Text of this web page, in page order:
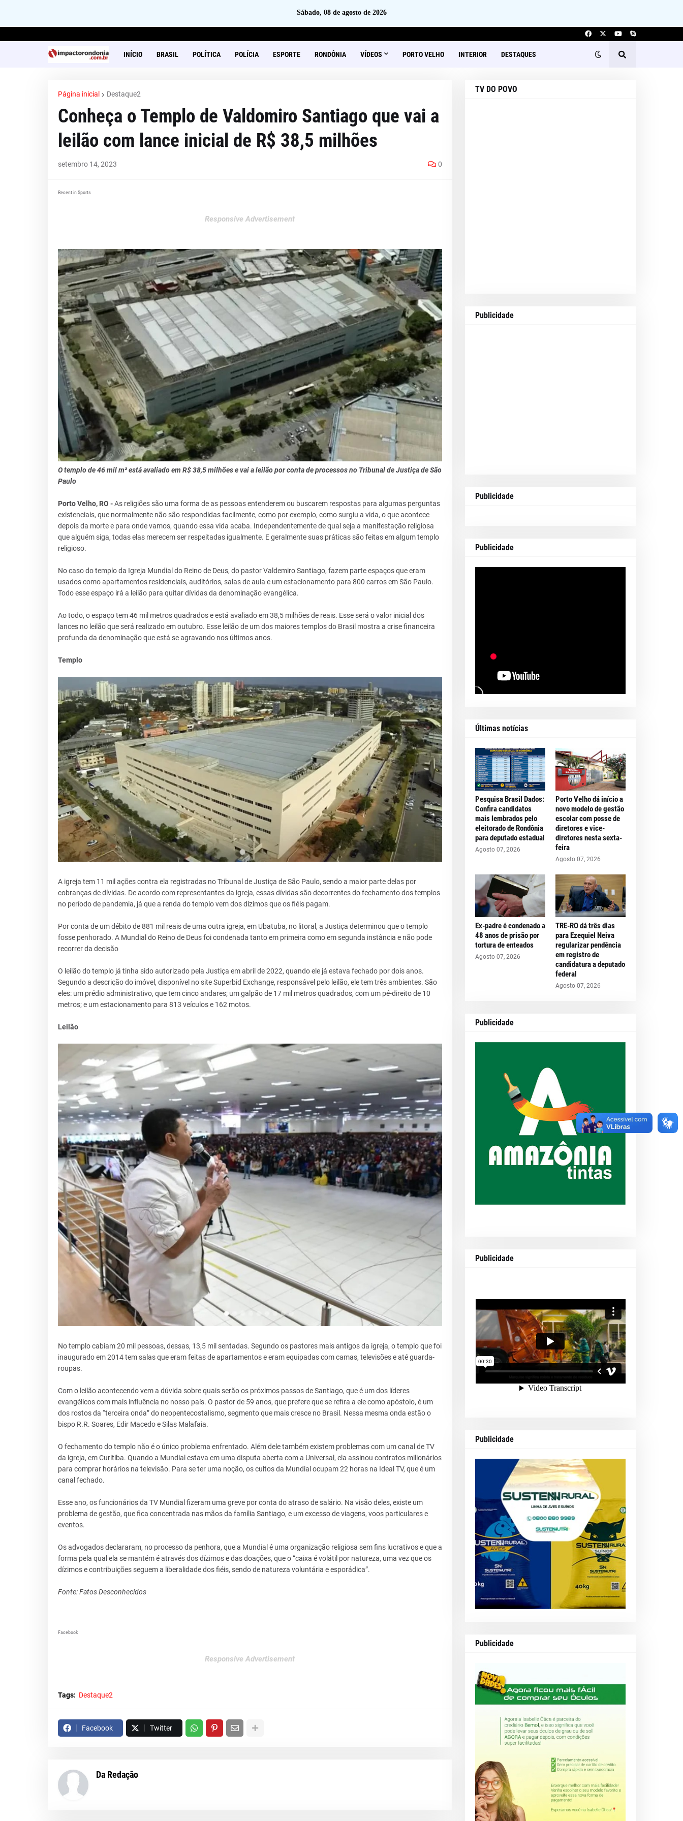
Sábado, 08 de agosto de 2026
INÍCIO BRASIL POLÍTICA POLÍCIA ESPORTE RONDÔNIA VÍDEOS PORTO VELHO INTERIOR DESTAQUES
Página inicial Destaque2
Conheça o Templo de Valdomiro Santiago que vai a
leilão com lance inicial de R$ 38,5 milhões
setembro 14, 2023 0
Recent in Sports
Responsive Advertisement
O templo de 46 mil m² está avaliado em R$ 38,5 milhões e vai a leilão por conta de processos no Tribunal de Justiça de São
Paulo
Porto Velho, RO -As religiões são uma forma de as pessoas entenderem ou buscarem respostas para algumas perguntas
existenciais, que normalmente não são respondidas facilmente, como por exemplo, como surgiu a vida, o que acontece
depois da morte e para onde vamos, quando essa vida acaba. Independentemente de qual seja a manifestação religiosa
que alguém siga, todas elas merecem ser respeitadas igualmente. E geralmente suas práticas são feitas em algum templo
religioso.
No caso do templo da Igreja Mundial do Reino de Deus, do pastor Valdemiro Santiago, fazem parte espaços que eram
usados como apartamentos residenciais, auditórios, salas de aula e um estacionamento para 800 carros em São Paulo.
Todo esse espaço irá a leilão para quitar dívidas da denominação evangélica.
Ao todo, o espaço tem 46 mil metros quadrados e está avaliado em 38,5 milhões de reais. Esse será o valor inicial dos
lances no leilão que será realizado em outubro. Esse leilão de um dos maiores templos do Brasil mostra a crise financeira
profunda da denominação que está se agravando nos últimos anos.
Templo
A igreja tem 11 mil ações contra ela registradas no Tribunal de Justiça de São Paulo, sendo a maior parte delas por
cobranças de dívidas. De acordo com representantes da igreja, essas dívidas são decorrentes do fechamento dos templos
no período de pandemia, já que a renda do templo vem dos dízimos que os fiéis pagam.
Por conta de um débito de 881 mil reais de uma outra igreja, em Ubatuba, no litoral, a Justiça determinou que o templo
fosse penhorado. A Mundial do Reino de Deus foi condenada tanto em primeira como em segunda instância e não pode
recorrer da decisão
O leilão do templo já tinha sido autorizado pela Justiça em abril de 2022, quando ele já estava fechado por dois anos.
Segundo a descrição do imóvel, disponível no site Superbid Exchange, responsável pelo leilão, ele tem três ambientes. São
eles: um prédio administrativo, que tem cinco andares; um galpão de 17 mil metros quadrados, com um pé-direito de 10
metros; e um estacionamento para 813 veículos e 162 motos.
Leilão
No templo cabiam 20 mil pessoas, dessas, 13,5 mil sentadas. Segundo os pastores mais antigos da igreja, o templo que foi
inaugurado em 2014 tem salas que eram feitas de apartamentos e eram equipadas com camas, televisões e até guarda-
roupas.
Com o leilão acontecendo vem a dúvida sobre quais serão os próximos passos de Santiago, que é um dos líderes
evangélicos com mais influência no nosso país. O pastor de 59 anos, que prefere que se refira a ele como apóstolo, é um
dos rostos da “terceira onda” do neopentecostalismo, segmento que mais cresce no Brasil. Nessa mesma onda estão o
bispo R.R. Soares, Edir Macedo e Silas Malafaia.
O fechamento do templo não é o único problema enfrentado. Além dele também existem problemas com um canal de TV
da igreja, em Curitiba. Quando a Mundial estava em uma disputa aberta com a Universal, ela assinou contratos milionários
para comprar horários na televisão. Para se ter uma noção, os cultos da Mundial ocupam 22 horas na Ideal TV, que é um
canal fechado.
Esse ano, os funcionários da TV Mundial fizeram uma greve por conta do atraso de salário. Na visão deles, existe um
problema de gestão, que fica concentrada nas mãos da família Santiago, e um excesso de viagens, voos particulares e
eventos.
Os advogados declararam, no processo da penhora, que a Mundial é uma organização religiosa sem fins lucrativos e que a
forma pela qual ela se mantém é através dos dízimos e das doações, que o “caixa é volátil por natureza, uma vez que os
dízimos e contribuições seguem a liberalidade dos fiéis, sendo de natureza voluntária e esporádica”.
Fonte: Fatos Desconhecidos
Facebook
Responsive Advertisement
Tags: Destaque2
Facebook Twitter
Da Redação
TV DO POVO
Publicidade
Publicidade
Publicidade
Últimas notícias
Pesquisa Brasil Dados:
Confira candidatos
mais lembrados pelo
eleitorado de Rondônia
para deputado estadual
Agosto 07, 2026
Porto Velho dá início a
novo modelo de gestão
escolar com posse de
diretores e vice-
diretores nesta sexta-
feira
Agosto 07, 2026
Ex-padre é condenado a
48 anos de prisão por
tortura de enteados
Agosto 07, 2026
TRE-RO dá três dias
para Ezequiel Neiva
regularizar pendência
em registro de
candidatura a deputado
federal
Agosto 07, 2026
Publicidade
Publicidade
Publicidade
Publicidade